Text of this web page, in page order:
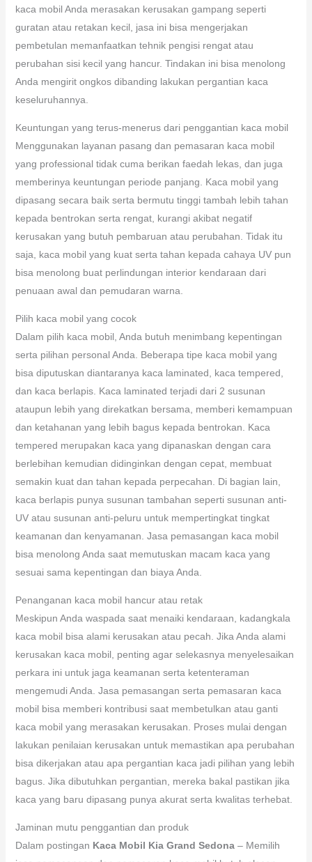
kaca mobil Anda merasakan kerusakan gampang seperti
guratan atau retakan kecil, jasa ini bisa mengerjakan
pembetulan memanfaatkan tehnik pengisi rengat atau
perubahan sisi kecil yang hancur. Tindakan ini bisa menolong
Anda mengirit ongkos dibanding lakukan pergantian kaca
keseluruhannya.
Keuntungan yang terus-menerus dari penggantian kaca mobil
Menggunakan layanan pasang dan pemasaran kaca mobil
yang professional tidak cuma berikan faedah lekas, dan juga
memberinya keuntungan periode panjang. Kaca mobil yang
dipasang secara baik serta bermutu tinggi tambah lebih tahan
kepada bentrokan serta rengat, kurangi akibat negatif
kerusakan yang butuh pembaruan atau perubahan. Tidak itu
saja, kaca mobil yang kuat serta tahan kepada cahaya UV pun
bisa menolong buat perlindungan interior kendaraan dari
penuaan awal dan pemudaran warna.
Pilih kaca mobil yang cocok
Dalam pilih kaca mobil, Anda butuh menimbang kepentingan
serta pilihan personal Anda. Beberapa tipe kaca mobil yang
bisa diputuskan diantaranya kaca laminated, kaca tempered,
dan kaca berlapis. Kaca laminated terjadi dari 2 susunan
ataupun lebih yang direkatkan bersama, memberi kemampuan
dan ketahanan yang lebih bagus kepada bentrokan. Kaca
tempered merupakan kaca yang dipanaskan dengan cara
berlebihan kemudian didinginkan dengan cepat, membuat
semakin kuat dan tahan kepada perpecahan. Di bagian lain,
kaca berlapis punya susunan tambahan seperti susunan anti-
UV atau susunan anti-peluru untuk mempertingkat tingkat
keamanan dan kenyamanan. Jasa pemasangan kaca mobil
bisa menolong Anda saat memutuskan macam kaca yang
sesuai sama kepentingan dan biaya Anda.
Penanganan kaca mobil hancur atau retak
Meskipun Anda waspada saat menaiki kendaraan, kadangkala
kaca mobil bisa alami kerusakan atau pecah. Jika Anda alami
kerusakan kaca mobil, penting agar selekasnya menyelesaikan
perkara ini untuk jaga keamanan serta ketenteraman
mengemudi Anda. Jasa pemasangan serta pemasaran kaca
mobil bisa memberi kontribusi saat membetulkan atau ganti
kaca mobil yang merasakan kerusakan. Proses mulai dengan
lakukan penilaian kerusakan untuk memastikan apa perubahan
bisa dikerjakan atau apa pergantian kaca jadi pilihan yang lebih
bagus. Jika dibutuhkan pergantian, mereka bakal pastikan jika
kaca yang baru dipasang punya akurat serta kwalitas terhebat.
Jaminan mutu penggantian dan produk
Dalam postingan Kaca Mobil Kia Grand Sedona– Memilih